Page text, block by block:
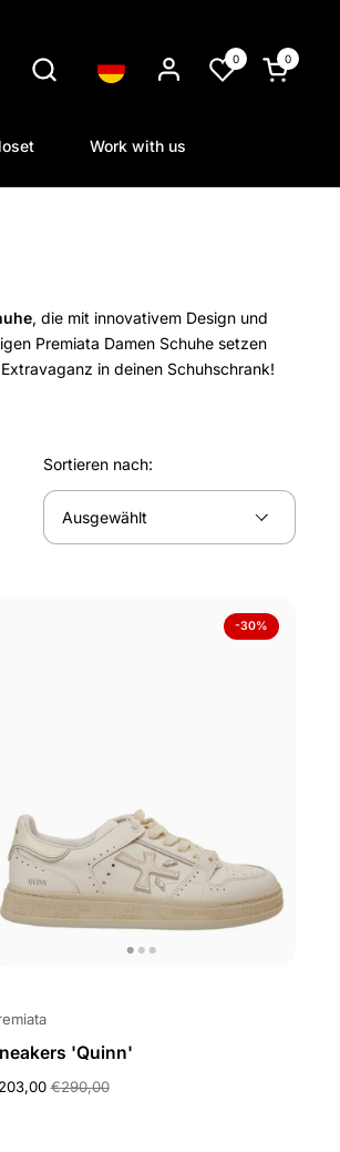
Sprache 0 0
Work with us
, die mit innovativem Design und
Premiata Damen Schuhe setzen
in deinen Schuhschrank!
Sortieren nach:
'Quinn'
€290,00
-30%